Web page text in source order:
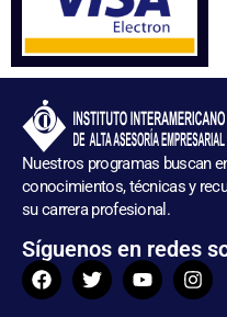
Nuestros programas buscan
conocimientos, técnicas y
su carrera profesional.
Síguenos en redes